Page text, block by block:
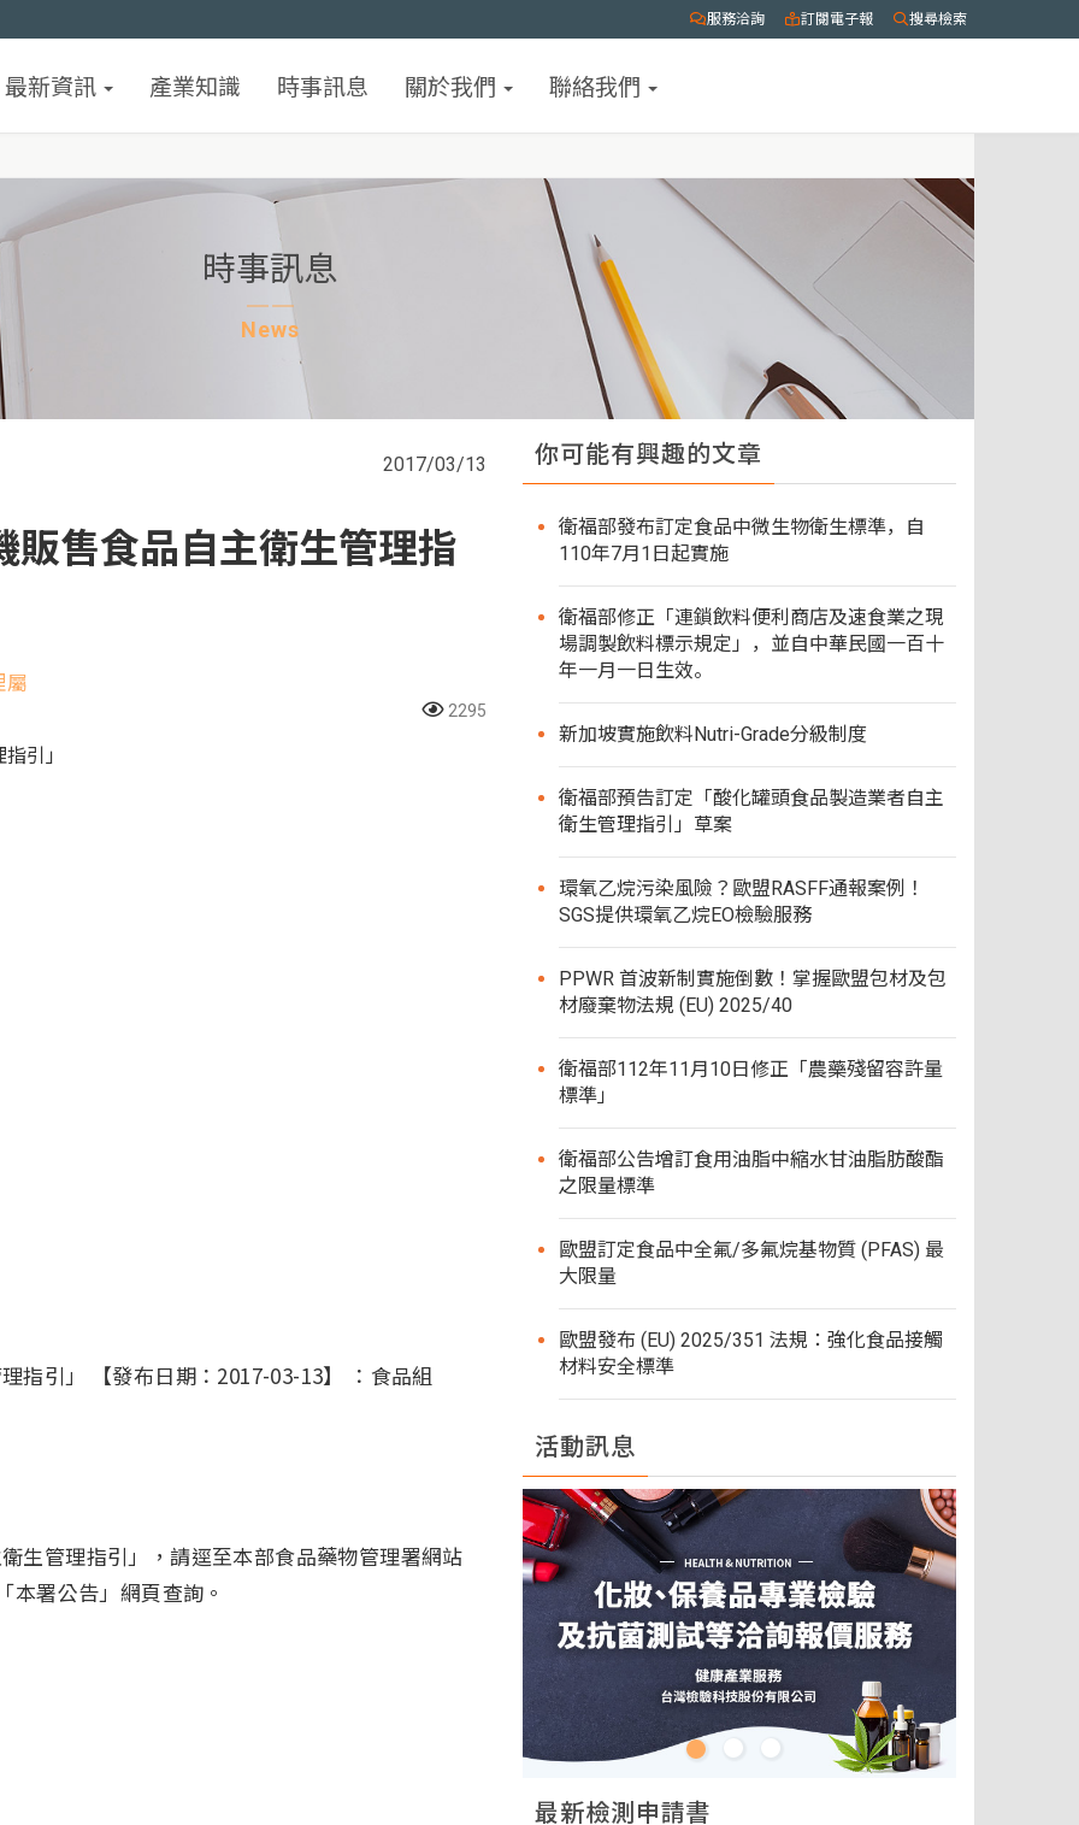
服務洽詢 訂閱電子報 搜尋檢索
最新資訊 產業知識 時事訊息 關於我們 聯絡我們
時事訊息
News
2017/03/13
販售食品自主衛生管理指
屬
2295
指引」 【發布日期：2017-03-13】 ：食品組
生管理指引」，請逕至本部食品藥物管理署網站
署公告」網頁查詢。
你可能有興趣的文章
衛福部發布訂定食品中微生物衛生標準，自
110年7月1日起實施
衛福部修正「連鎖飲料便利商店及速食業之現
場調製飲料標示規定」，並自中華民國一百十
年一月一日生效。
新加坡實施飲料Nutri-Grade分級制度
衛福部預告訂定「酸化罐頭食品製造業者自主
衛生管理指引」草案
環氧乙烷污染風險？歐盟RASFF通報案例！
SGS提供環氧乙烷EO檢驗服務
PPWR 首波新制實施倒數！掌握歐盟包材及包
材廢棄物法規 (EU) 2025/40
衛福部112年11月10日修正「農藥殘留容許量
標準」
衛福部公告增訂食用油脂中縮水甘油脂肪酸酯
之限量標準
歐盟訂定食品中全氟/多氟烷基物質 (PFAS) 最
大限量
歐盟發布 (EU) 2025/351 法規：強化食品接觸
材料安全標準
活動訊息
最新檢測申請書